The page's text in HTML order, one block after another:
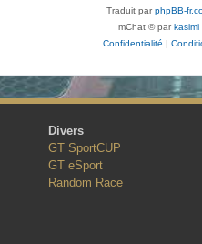
Traduit parphpBB-
mChat © parkasimi
Confidentialité |
Divers
GT SportCUP
GT eSport
Random Race